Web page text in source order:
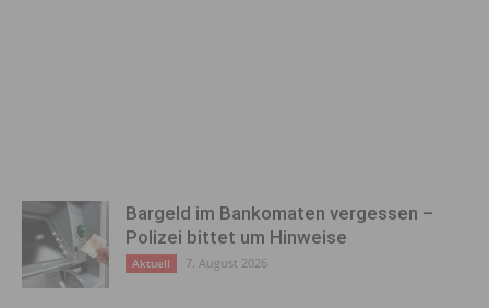
Bargeld im Bankomaten vergessen –
Polizei bittet um Hinweise
Aktuell 7. August 2026